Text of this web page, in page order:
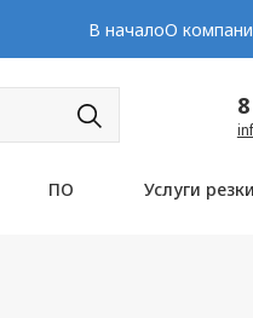
В началоО
ПО Услуги резки